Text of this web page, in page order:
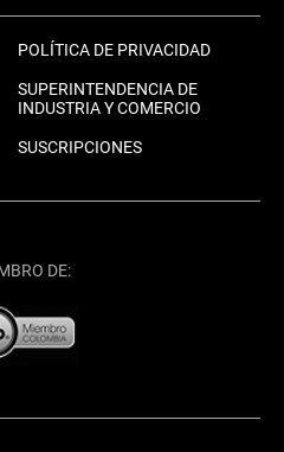
POLÍTICA DE PRIVACIDAD
SUPERINTENDENCIA DE
INDUSTRIA Y COMERCIO
SUSCRIPCIONES
DE: